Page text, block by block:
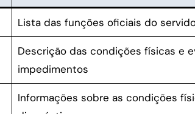
Lista das funções oficiais do
Descrição das condições físicas e
impedimentos
Informações sobre as condições